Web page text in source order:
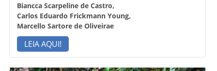
Biancca Scarpeline de Castro,
Carlos Eduardo Frickmann Young,
Marcello Sartore de Oliveirae
LEIA AQUI!